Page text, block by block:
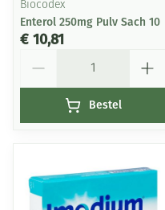
Biocodex
Enterol 250mg Pulv Sach 10
€ 10,81
Bestel